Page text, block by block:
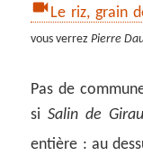
Le riz, grain
vous verrezPierre
Pas de
siSalin de
entière :au